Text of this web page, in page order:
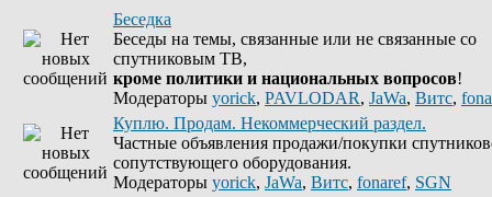
Беседка
Беседы на темы, связанные или не связанные со
спутниковым ТВ,
кроме политики и национальных вопросов!
Модераторы yorick, PAVLODAR, JaWa, Витс,
Куплю. Продам. Некоммерческий раздел.
Частные объявления продажи/покупки
сопутствующего оборудования.
Модераторы yorick, JaWa, Витс, fonaref, SGN